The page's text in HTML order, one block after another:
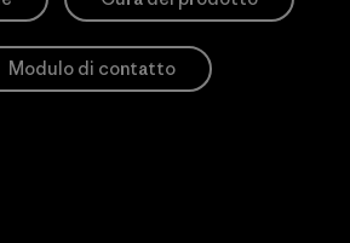
Modulo di contatto